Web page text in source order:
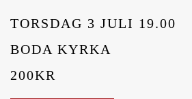
TORSDAG 3 JULI 19.00
BODA KYRKA
200KR